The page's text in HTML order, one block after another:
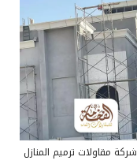
شركة مقاولات ترميم المنازل